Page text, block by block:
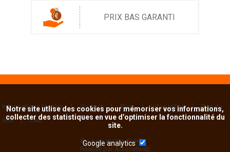
PRIX BAS GARANTI
Informations légales Contact Blog Infos utiles
Plan du
site
Lien
© La vie moins chère
Réalisé par Actorielweb
Notre site utlise des cookies pour mémoriser vos informations,
collecter des statistiques en vue d’optimiser la fonctionnalité du
site.
Google analytics